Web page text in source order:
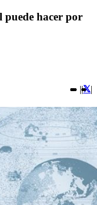
hacer por
|| |